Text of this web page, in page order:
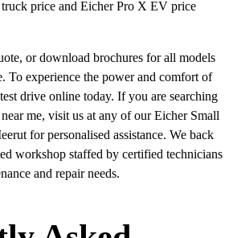
price and Eicher Pro X EV price
or download brochures for all models
To experience the power and comfort of
drive online today. If you are searching
me, visit us at any of our Eicher Small
for personalised assistance. We back
workshop staffed by certified technicians
and repair needs.